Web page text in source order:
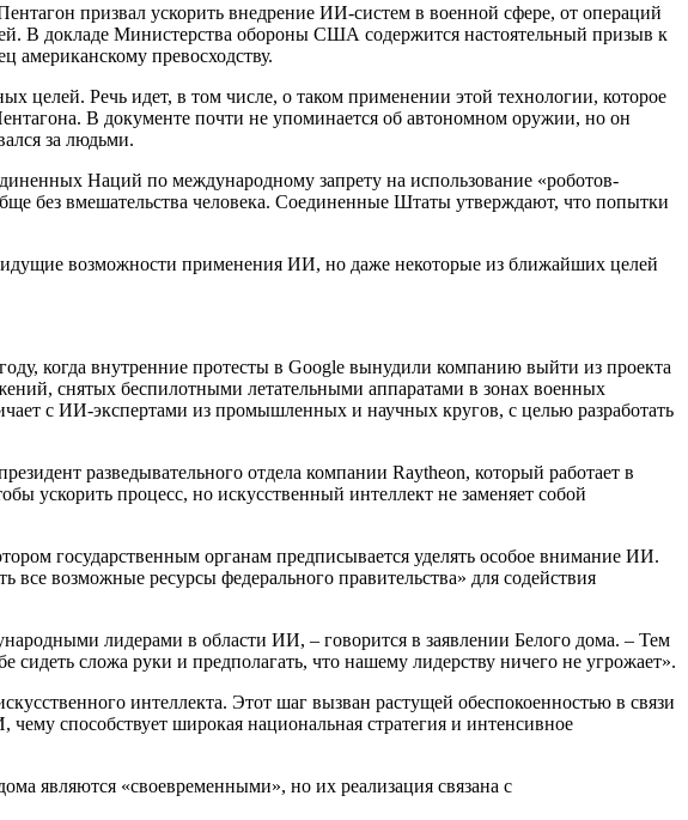
призвал ускорить внедрение ИИ-систем в военной сфере, от операций
В докладе Министерства обороны США содержится настоятельный призыв к
американскому превосходству.
целей. Речь идет, в том числе, о таком применении этой технологии, которое
В документе почти не упоминается об автономном оружии, но он
за людьми.
Наций по международному запрету на использование «роботов-
без вмешательства человека. Соединенные Штаты утверждают, что попытки
возможности применения ИИ, но даже некоторые из ближайших целей
когда внутренние протесты в Google вынудили компанию выйти из проекта
снятых беспилотными летательными аппаратами в зонах военных
с ИИ-экспертами из промышленных и научных кругов, с целью разработать
разведывательного отдела компании Raytheon, который работает в
ускорить процесс, но искусственный интеллект не заменяет собой
государственным органам предписывается уделять особое внимание ИИ.
все возможные ресурсы федерального правительства» для содействия
лидерами в области ИИ, – говорится в заявлении Белого дома. – Тем
сложа руки и предполагать, что нашему лидерству ничего не угрожает».
интеллекта. Этот шаг вызван растущей обеспокоенностью в связи
способствует широкая национальная стратегия и интенсивное
являются «своевременными», но их реализация связана с